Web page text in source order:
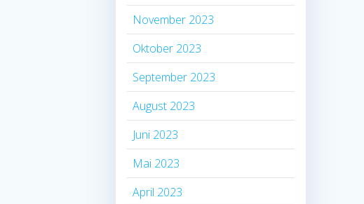
November 2023
Oktober 2023
September 2023
August 2023
Juni 2023
Mai 2023
April 2023